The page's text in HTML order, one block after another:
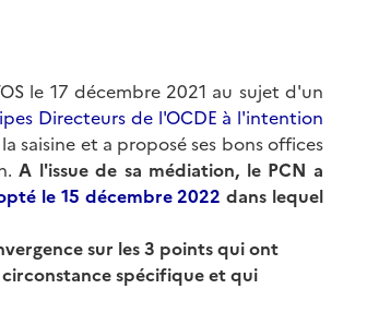
le 17 décembre 2021 au sujet d'un
Directeurs de l'OCDE à l'intention
saisine et a proposé ses bons offices
A l'issue de sa médiation, le PCN a
le 15 décembre 2022 dans lequel
sur les 3 points qui ont
spécifique et qui